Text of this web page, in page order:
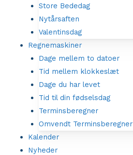
Store Bededag
Nytårsaften
Valentinsdag
Regnemaskiner
Dage mellem to datoer
Tid mellem klokkeslæt
Dage du har levet
Tid til din fødselsdag
Terminsberegner
Omvendt Terminsberegner
Kalender
Nyheder